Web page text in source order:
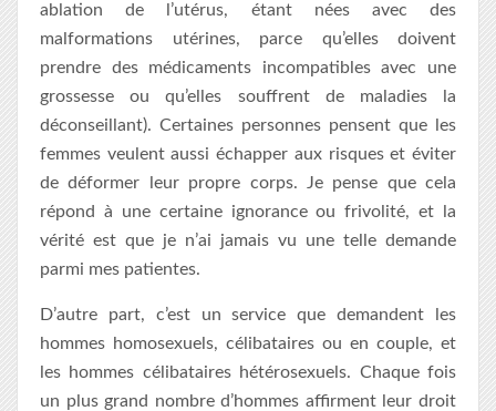
ablation de l’utérus, étant nées avec des
malformations utérines, parce qu’elles doivent
prendre des médicaments incompatibles avec une
grossesse ou qu’elles souffrent de maladies la
déconseillant). Certaines personnes pensent que les
femmes veulent aussi échapper aux risques et éviter
de déformer leur propre corps. Je pense que cela
répond à une certaine ignorance ou frivolité, et la
vérité est que je n’ai jamais vu une telle demande
parmi mes patientes.
D’autre part, c’est un service que demandent les
hommes homosexuels, célibataires ou en couple, et
les hommes célibataires hétérosexuels. Chaque fois
un plus grand nombre d’hommes affirment leur droit